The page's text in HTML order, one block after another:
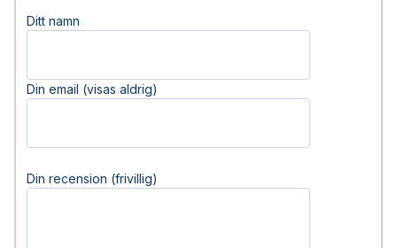
Ditt namn
Din email (visas aldrig)
Din recension (frivillig)